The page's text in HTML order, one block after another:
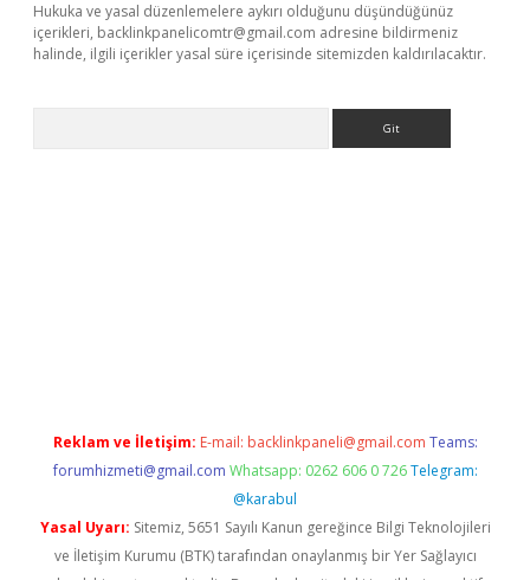
Hukuka ve yasal düzenlemelere aykırı olduğunu düşündüğünüz
içerikleri, backlinkpanelicomtr@gmail.com adresine bildirmeniz
halinde, ilgili içerikler yasal süre içerisinde sitemizden kaldırılacaktır.
Reklam ve İletişim: E-mail: backlinkpaneli@gmail.com Teams:
forumhizmeti@gmail.com Whatsapp: 0262 606 0 726 Telegram:
@karabul
Yasal Uyarı: Sitemiz, 5651 Sayılı Kanun gereğince Bilgi Teknolojileri
ve İletişim Kurumu (BTK) tarafından onaylanmış bir Yer Sağlayıcı